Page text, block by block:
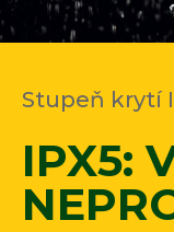
Stupeň krytí
IPX5: